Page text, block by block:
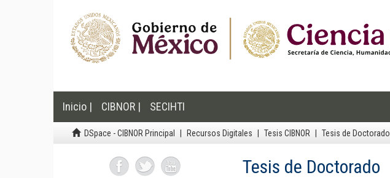
Inicio | CIBNOR | SECIHTI
DSpace - CIBNOR Principal Recursos Digitales Tesis CIBNOR Tesis de Doctorado
Tesis de Doctorado